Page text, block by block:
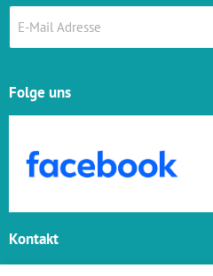
Vertrag widerrufen
Datenschutz
Online - Streitbeilegung
Verkauf von alkoholischen Produkten
E-Mail Adresse
Folge uns
Kontakt